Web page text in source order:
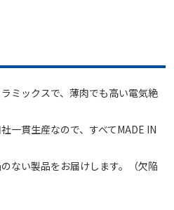
ミックスで、薄肉でも高い電気絶
一貫生産なので、すべてMADE IN
ない製品をお届けします。（欠陥